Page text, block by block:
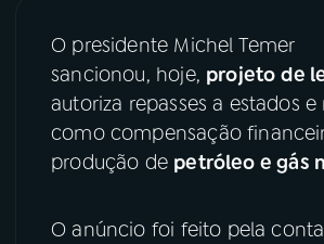
08FESTIVAL DE MÚSICA
ACOMPANHE A RÁDIO NACIONAL
YouTube
Instagram X
O presidente Michel Temer
sancionou, hoje, projeto de
autoriza repasses a estados
como compensação
produção de petróleo e gás
O anúncio foi feito pela